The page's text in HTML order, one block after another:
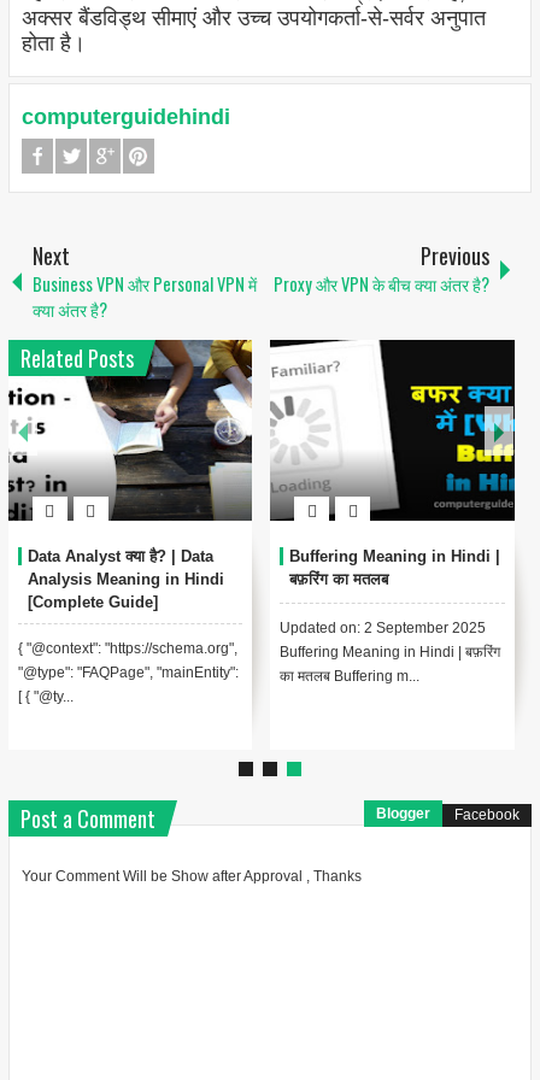
अक्सर बैंडविड्थ सीमाएं और उच्च उपयोगकर्ता-से-सर्वर अनुपात
होता है।
computerguidehindi
Next
Business VPN और Personal VPN में
क्या अंतर है?
Previous
Proxy और VPN के बीच क्या अंतर है?
Related Posts
Data Analyst क्या है? | Data
Analysis Meaning in Hindi
[Complete Guide]
{ "@context": "https://schema.org",
"@type": "FAQPage", "mainEntity":
[ { "@ty...
Buffering Meaning in Hindi |
बफ़रिंग का मतलब
Updated on: 2 September 2025
Buffering Meaning in Hindi | बफ़रिंग
का मतलब Buffering m...
Post a Comment Blogger Facebook
Your Comment Will be Show after Approval , Thanks